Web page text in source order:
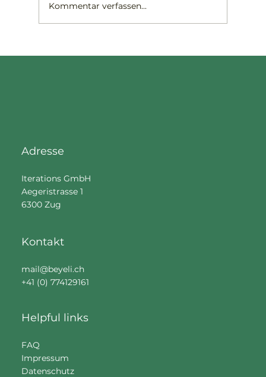
Kommentar verfassen...
Adresse
Iterations GmbH
Aegeristrasse 1
6300 Zug
Kontakt
mail@beyeli.ch
+41 (0) 774129161
Helpful links
FAQ
Impressum
Datenschutz